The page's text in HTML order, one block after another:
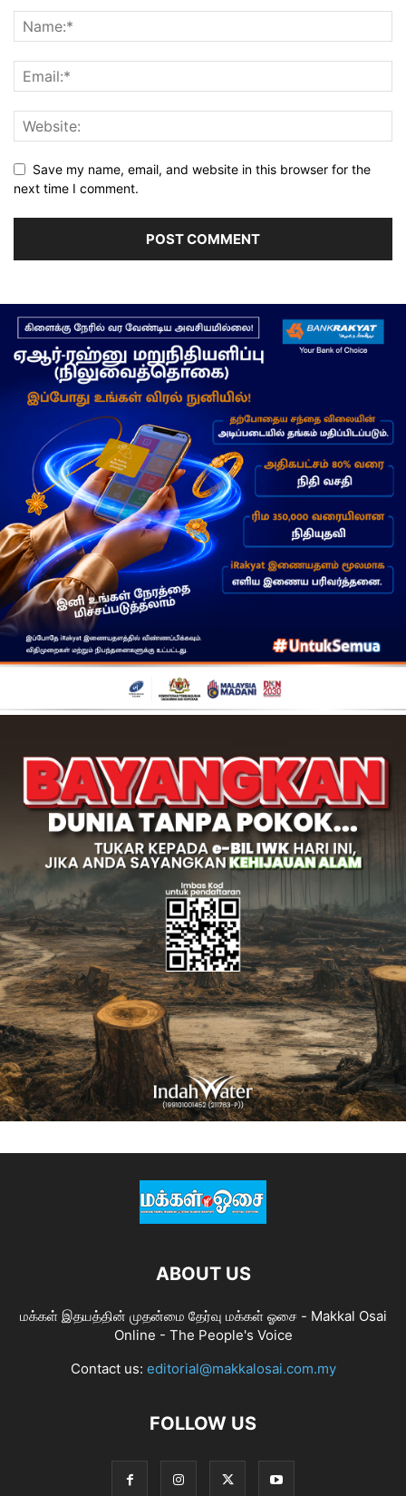
Save my name, email, and website in this browser for the
next time I comment.
ABOUT US
மக்கள் இதயத்தின் முதன்மை தேர்வு மக்கள் ஓசை - Makkal Osai
Online - The People's Voice
Contact us: editorial@makkalosai.com.my
FOLLOW US